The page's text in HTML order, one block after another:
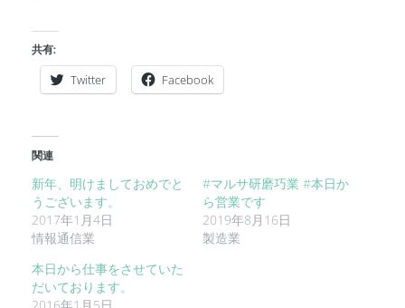
共有:
Twitter Facebook
関連
新年、明けましておめでと
うございます。
2017年1月4日
情報通信業
#マルサ研磨巧業 #本日か
ら営業です
2019年8月16日
製造業
本日から仕事をさせていた
だいております。
2016年1月5日